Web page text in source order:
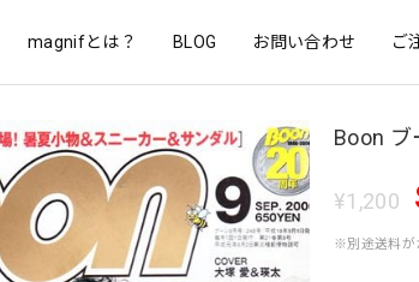
magnifとは？ BLOG お問い合わせ ご
Boon ブ
¥1,200
※別途送料が